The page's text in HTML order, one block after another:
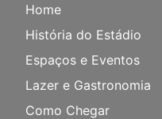
Home
História do Estádio
Espaços e Eventos
Lazer e Gastronomia
Como Chegar